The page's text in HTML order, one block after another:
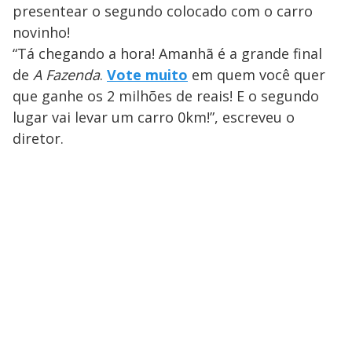
presentear o segundo colocado com o carro
novinho!
“Tá chegando a hora! Amanhã é a grande final
de A Fazenda. Vote muito em quem você quer
que ganhe os 2 milhões de reais! E o segundo
lugar vai levar um carro 0km!”, escreveu o
diretor.